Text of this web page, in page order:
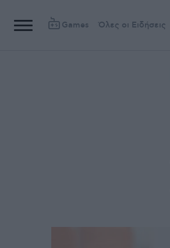
Games Όλες οι Ειδήσεις